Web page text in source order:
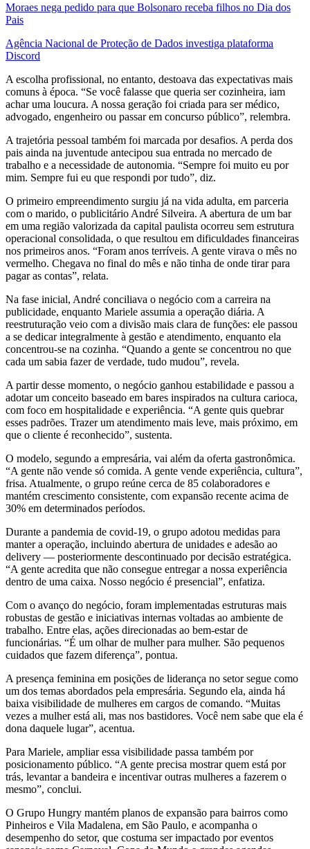
Moraes nega pedido para que Bolsonaro receba filhos no Dia dos
Pais
Agência Nacional de Proteção de Dados investiga plataforma
Discord
A escolha profissional, no entanto, destoava das expectativas mais
comuns à época. “Se você falasse que queria ser cozinheira, iam
achar uma loucura. A nossa geração foi criada para ser médico,
advogado, engenheiro ou passar em concurso público”, relembra.
A trajetória pessoal também foi marcada por desafios. A perda dos
pais ainda na juventude antecipou sua entrada no mercado de
trabalho e a necessidade de autonomia. “Sempre foi muito eu por
mim. Sempre fui eu que respondi por tudo”, diz.
O primeiro empreendimento surgiu já na vida adulta, em parceria
com o marido, o publicitário André Silveira. A abertura de um bar
em uma região valorizada da capital paulista ocorreu sem estrutura
operacional consolidada, o que resultou em dificuldades financeiras
nos primeiros anos. “Foram anos terríveis. A gente virava o mês no
vermelho. Chegava no final do mês e não tinha de onde tirar para
pagar as contas”, relata.
Na fase inicial, André conciliava o negócio com a carreira na
publicidade, enquanto Mariele assumia a operação diária. A
reestruturação veio com a divisão mais clara de funções: ele passou
a se dedicar integralmente à gestão e atendimento, enquanto ela
concentrou-se na cozinha. “Quando a gente se concentrou no que
cada um sabia fazer de verdade, tudo mudou”, revela.
A partir desse momento, o negócio ganhou estabilidade e passou a
adotar um conceito baseado em bares inspirados na cultura carioca,
com foco em hospitalidade e experiência. “A gente quis quebrar
esses padrões. Trazer um atendimento mais leve, mais próximo, em
que o cliente é reconhecido”, sustenta.
O modelo, segundo a empresária, vai além da oferta gastronômica.
“A gente não vende só comida. A gente vende experiência, cultura”,
frisa. Atualmente, o grupo reúne cerca de 85 colaboradores e
mantém crescimento consistente, com expansão recente acima de
30% em determinados períodos.
Durante a pandemia de covid-19, o grupo adotou medidas para
manter a operação, incluindo abertura de unidades e adesão ao
delivery — posteriormente descontinuado por decisão estratégica.
“A gente acredita que não consegue entregar a nossa experiência
dentro de uma caixa. Nosso negócio é presencial”, enfatiza.
Com o avanço do negócio, foram implementadas estruturas mais
robustas de gestão e iniciativas internas voltadas ao ambiente de
trabalho. Entre elas, ações direcionadas ao bem-estar de
funcionárias. “É um olhar de mulher para mulher. São pequenos
cuidados que fazem diferença”, pontua.
A presença feminina em posições de liderança no setor segue como
um dos temas abordados pela empresária. Segundo ela, ainda há
baixa visibilidade de mulheres em cargos de comando. “Muitas
vezes a mulher está ali, mas nos bastidores. Você nem sabe que ela é
dona daquele lugar”, acentua.
Para Mariele, ampliar essa visibilidade passa também por
posicionamento público. “A gente precisa mostrar quem está por
trás, levantar a bandeira e incentivar outras mulheres a fazerem o
mesmo”, conclui.
O Grupo Hungry mantém planos de expansão para bairros como
Pinheiros e Vila Madalena, em São Paulo, e acompanha o
desempenho do setor, que costuma ser impactado por eventos